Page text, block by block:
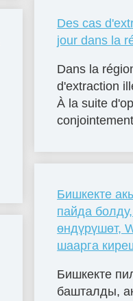
Des cas
jour dans la
Dans la
d'extraction
À la suite
Бишкекте
пайда
өндүрүшөт,
шаарга
Бишкекте
башталды,